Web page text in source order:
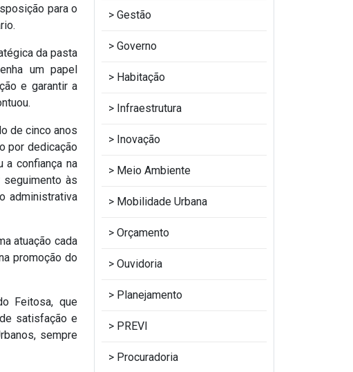
para o
da pasta
um papel
e garantir a
de cinco anos
por dedicação
a confiança na
seguimento às
administrativa
atuação cada
promoção do
Feitosa, que
satisfação e
sempre
Gestão
Governo
Habitação
Infraestrutura
Inovação
Meio Ambiente
Mobilidade Urbana
Orçamento
Ouvidoria
Planejamento
PREVI
Procuradoria